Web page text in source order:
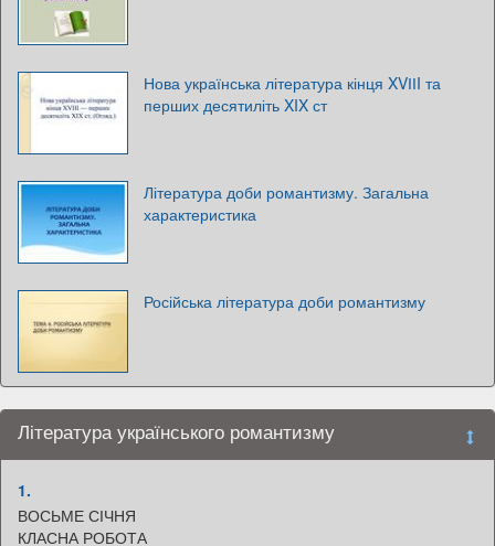
Нова українська література кінця XVІІI та
перших десятиліть XIX ст
Література доби романтизму. Загальна
характеристика
Російська література доби романтизму
Література українського романтизму
1.
ВОСЬМЕ СІЧНЯ
КЛАСНА РОБОТА